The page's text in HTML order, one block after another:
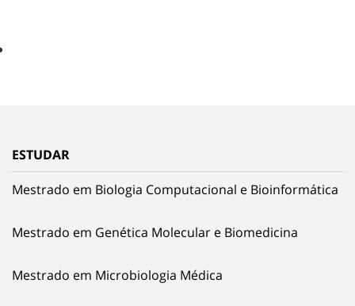
ESTUDAR
Mestrado em Biologia Computacional e Bioinformática
Mestrado em Genética Molecular e Biomedicina
Mestrado em Microbiologia Médica